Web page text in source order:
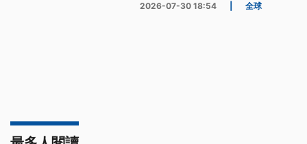
2026-07-30 18:54 全球